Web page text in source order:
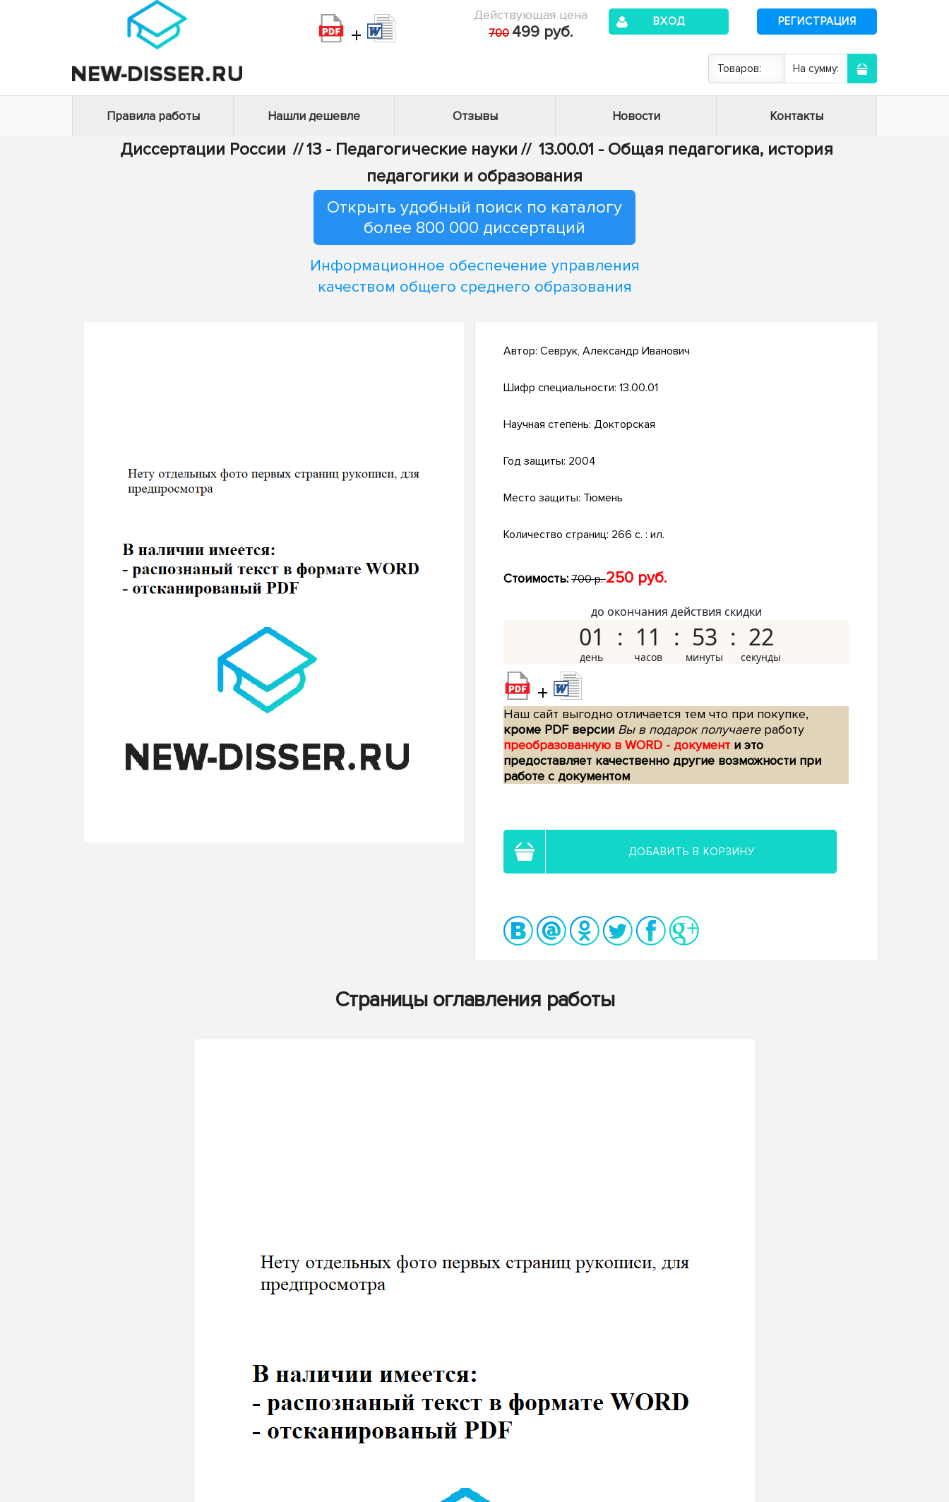
+
Действующая цена
700 499 руб.
ВХОД РЕГИСТРАЦИЯ
Товаров: На сумму:
Правила работы Нашли дешевле Отзывы Новости Контакты
Диссертации России //13 - Педагогические науки // 13.00.01 - Общая педагогика, история
педагогики и образования
Открыть удобный поиск по каталогу
более 800 000 диссертаций
Информационное обеспечение управления
качеством общего среднего образования
Автор: Севрук, Александр Иванович
Шифр специальности: 13.00.01
Научная степень: Докторская
Год защиты: 2004
Место защиты: Тюмень
Количество страниц: 266 с. : ил.
Стоимость: 700 р.250 руб.
до окончания действия скидки
01 11 53 21
+
Наш сайт выгодно отличается тем что при покупке,
кроме PDF версии Вы в подарок получаетеработу
преобразованную в WORD - документ и это
предоставляет качественно другие возможности при
работе с документом
ДОБАВИТЬ В КОРЗИНУ
Страницы оглавления работы